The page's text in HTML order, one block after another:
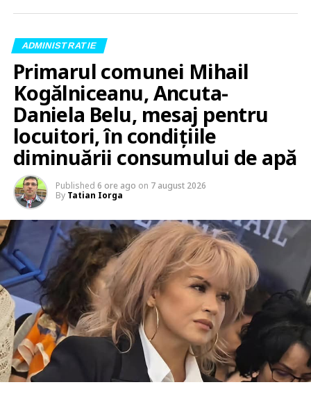
ADMINISTRATIE
Primarul comunei Mihail
Kogălniceanu, Ancuta-
Daniela Belu, mesaj pentru
locuitori, în condițiile
diminuării consumului de apă
Published 6 ore ago on 7 august 2026
By Tatian Iorga